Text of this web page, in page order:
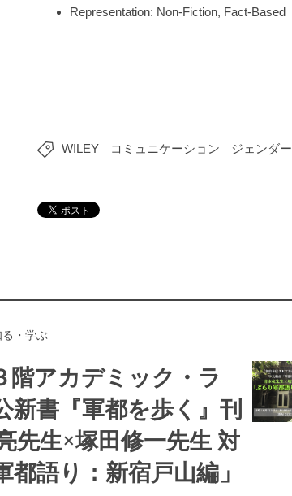
Representation: Non-Fiction, Fact-Based
WILEY コミュニケーション ジェンダー
・学ぶ
階アカデミック・ラ
新書『軍都を歩く』刊
先生×塚田修一先生 対
語り：新宿戸山編」